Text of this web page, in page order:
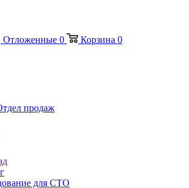
Отложенные 0 Корзина 0
продаж
для СТО